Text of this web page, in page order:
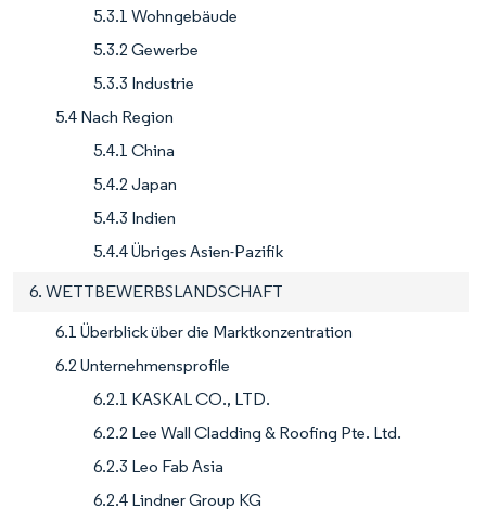
5.3.1 Wohngebäude
5.3.2 Gewerbe
5.3.3 Industrie
5.4 Nach Region
5.4.1 China
5.4.2 Japan
5.4.3 Indien
5.4.4 Übriges Asien-Pazifik
6. WETTBEWERBSLANDSCHAFT
6.1 Überblick über die Marktkonzentration
6.2 Unternehmensprofile
6.2.1 KASKAL CO., LTD.
6.2.2 Lee Wall Cladding & Roofing Pte. Ltd.
6.2.3 Leo Fab Asia
6.2.4 Lindner Group KG